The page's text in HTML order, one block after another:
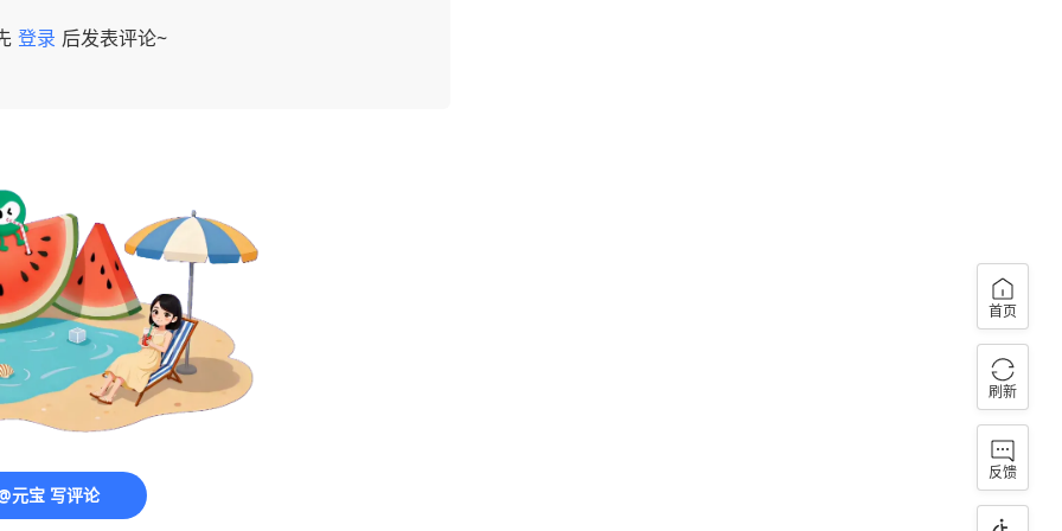
登录 后发表评论~
元宝 写评论
首页
刷新
反馈